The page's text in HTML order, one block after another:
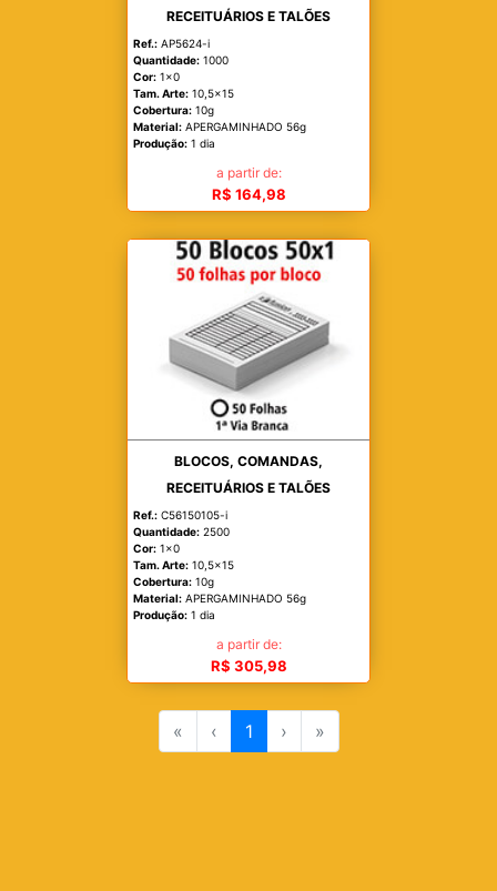
RECEITUÁRIOS E TALÕES
Ref.: AP5624-i
Quantidade: 1000
Cor: 1x0
Tam. Arte: 10,5x15
Cobertura: 10g
Material: APERGAMINHADO 56g
Produção: 1 dia
a partir de:
R$ 164,98
BLOCOS, COMANDAS,
RECEITUÁRIOS E TALÕES
Ref.: C56150105-i
Quantidade: 2500
Cor: 1x0
Tam. Arte: 10,5x15
Cobertura: 10g
Material: APERGAMINHADO 56g
Produção: 1 dia
a partir de:
R$ 305,98
« ‹ 1 › »